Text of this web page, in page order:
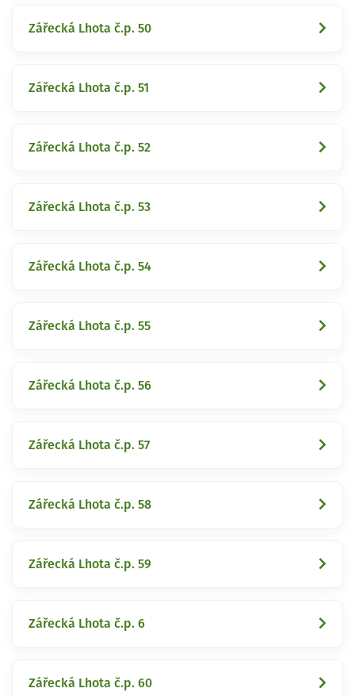
Zářecká Lhota č.p. 50
Zářecká Lhota č.p. 51
Zářecká Lhota č.p. 52
Zářecká Lhota č.p. 53
Zářecká Lhota č.p. 54
Zářecká Lhota č.p. 55
Zářecká Lhota č.p. 56
Zářecká Lhota č.p. 57
Zářecká Lhota č.p. 58
Zářecká Lhota č.p. 59
Zářecká Lhota č.p. 6
Zářecká Lhota č.p. 60